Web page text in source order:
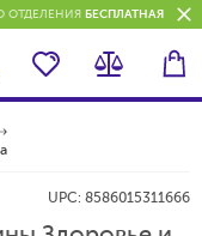
ОТДЕЛЕНИЯ БЕСПЛАТНАЯ
UPC: 8586015311666